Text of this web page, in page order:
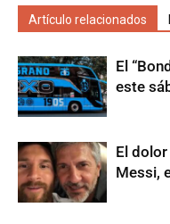
Artículo relacionados
El
este
El
Messi,